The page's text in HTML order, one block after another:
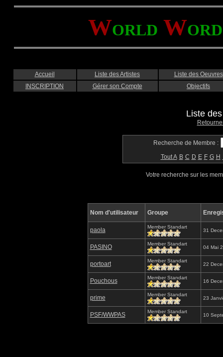
WORLD WORD
Accueil Liste des Artistes
Liste des Oeuvres
INSCRIPTION
Gérer son Compte Objectifs
Liste
Recherche de Membre :
ToutA B C D E F G H
Votre recherche sur les
Nom d'utilisateur Groupe
paola Member Standart
31
PASINO Member Standart
04 Mai
portoart Member Standart
22
Pouchous Member Standart
16
prime Member Standart
23
PSF/WWPAS Member Standart
10